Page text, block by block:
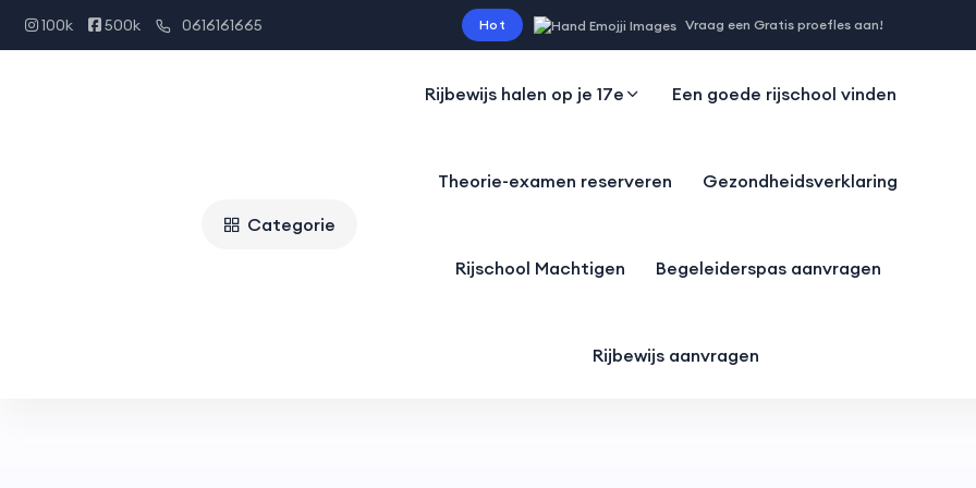
100k 500k 0616161665 Hot Vraag een Gratis proefles aan!
Categorie
Rijbewijs halen op je 17e Een goede rijschool vinden
Theorie-examen reserveren Gezondheidsverklaring
Rijschool Machtigen Begeleiderspas aanvragen
Rijbewijs aanvragen